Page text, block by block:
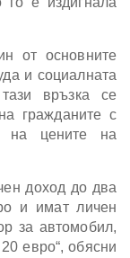
от основните
и социалната
връзка се
гражданите с
на цените на
доход до два
и имат личен
за автомобил,
евро“, обясни